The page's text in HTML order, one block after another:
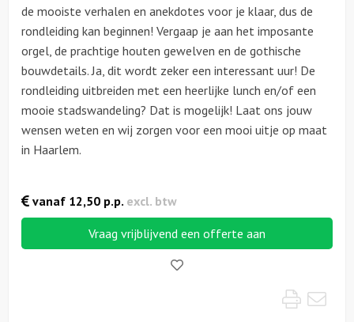
Proeverijen
Rondleidingen
Wandelingen
Fietstochten
Solextours
Locaties
de mooiste verhalen en anekdotes voor je klaar, dus de
rondleiding kan beginnen! Vergaap je aan het imposante
orgel, de prachtige houten gewelven en de gothische
bouwdetails. Ja, dit wordt zeker een interessant uur! De
rondleiding uitbreiden met een heerlijke lunch en/of een
mooie stadswandeling? Dat is mogelijk! Laat ons jouw
wensen weten en wij zorgen voor een mooi uitje op maat
in Haarlem.
Vraag vrijblijvend een offerte aan
Like!
vanaf 12,50 p.p. excl. btw
Print